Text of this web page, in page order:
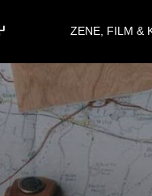
ZENE, FILM &